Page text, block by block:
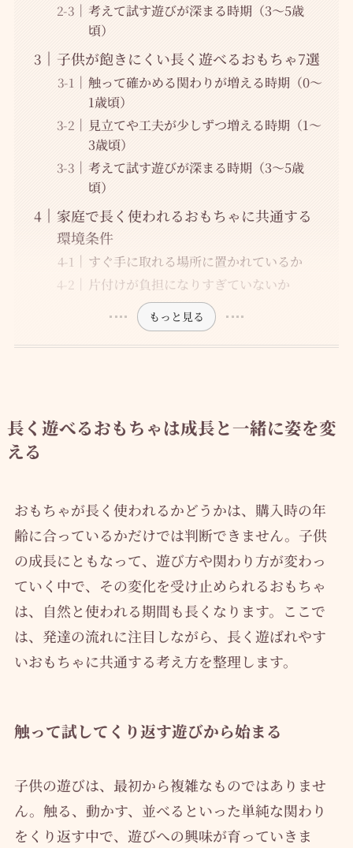
考えて試す遊びが深まる時期（3〜5歳
頃）
子供が飽きにくい長く遊べるおもちゃ7選
触って確かめる関わりが増える時期（0〜
1歳頃）
見立てや工夫が少しずつ増える時期（1〜
3歳頃）
考えて試す遊びが深まる時期（3〜5歳
頃）
家庭で長く使われるおもちゃに共通する
環境条件
すぐ手に取れる場所に置かれているか
片付けが負担になりすぎていないか
もっと見る
長く遊べるおもちゃは成長と一緒に姿を変
える
おもちゃが長く使われるかどうかは、購入時の年
齢に合っているかだけでは判断できません。子供
の成長にともなって、遊び方や関わり方が変わっ
ていく中で、その変化を受け止められるおもちゃ
は、自然と使われる期間も長くなります。ここで
は、発達の流れに注目しながら、長く遊ばれやす
いおもちゃに共通する考え方を整理します。
触って試してくり返す遊びから始まる
子供の遊びは、最初から複雑なものではありませ
ん。触る、動かす、並べるといった単純な関わり
をくり返す中で、遊びへの興味が育っていきま